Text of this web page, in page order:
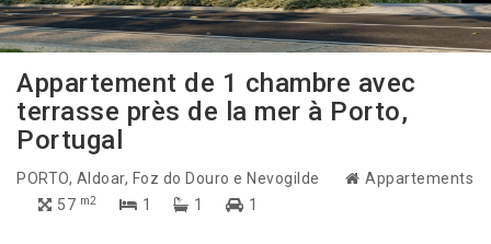
Appartement de 1 chambre avec
terrasse près de la mer à Porto,
Portugal
PORTO, Aldoar, Foz do Douro e Nevogilde
Appartements
57 m2 1 1 1